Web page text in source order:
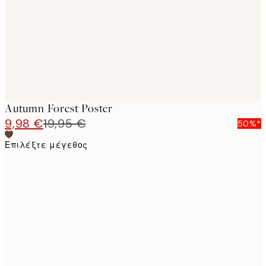
Autumn Forest Poster
9,98 €19,95 €
50%*
Επιλέξτε μέγεθος